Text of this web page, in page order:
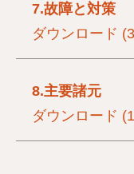
7.故障と対策
ダウンロード
8.主要諸元
ダウンロード